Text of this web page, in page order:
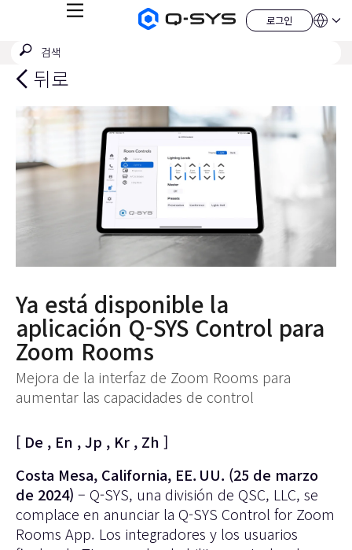
Q-
홈
페
이
지
메
로그인
로
그
언
QSYS.com (English)
India (English)
Deutsch
Español
Français
日本語
한국어
China (中文)
검
제
뒤로
Ya está disponible la
aplicación Q-SYS Control para
Zoom Rooms
Mejora de la interfaz de Zoom Rooms para
aumentar las capacidades de control
[ De , En ,Jp , Kr , Zh ]
Costa Mesa, California, EE. UU. (25 de marzo
de 2024) – Q-SYS, una división de QSC, LLC, se
complace en anunciar la Q-SYS Control for Zoom
Rooms App. Los integradores y los usuarios